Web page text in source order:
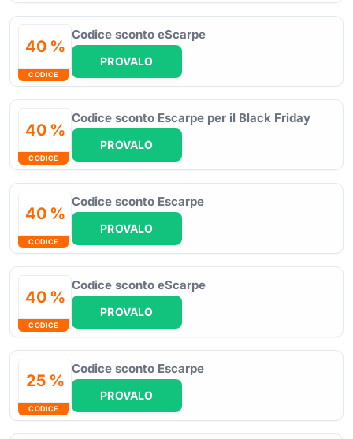
40 %
CODICE
Codice sconto eScarpe
PROVALO
40 %
CODICE
Codice sconto Escarpe per il Black Friday
PROVALO
40 %
CODICE
Codice sconto Escarpe
PROVALO
40 %
CODICE
Codice sconto eScarpe
PROVALO
25 %
CODICE
Codice sconto Escarpe
PROVALO